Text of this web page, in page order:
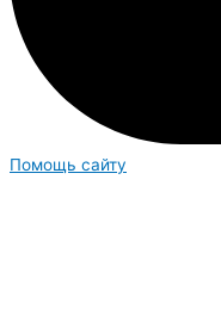
Помощь сайту